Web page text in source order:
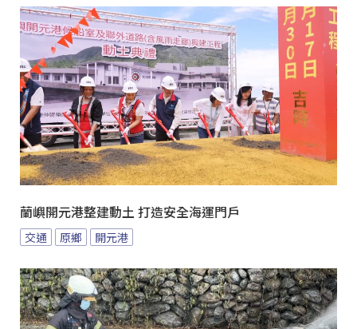
蘭嶼開元港整建動土 打造安全海運門戶
交通 原鄉 開元港